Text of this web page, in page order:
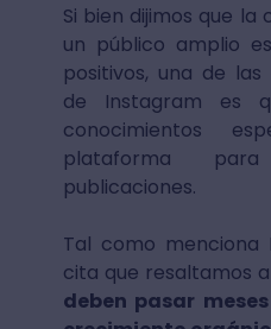
Si bien dijimos que
un público amplio
positivos, una de
de Instagram es
conocimientos
plataforma
publicaciones.
Tal como menciona
cita que resaltamos
deben pasar